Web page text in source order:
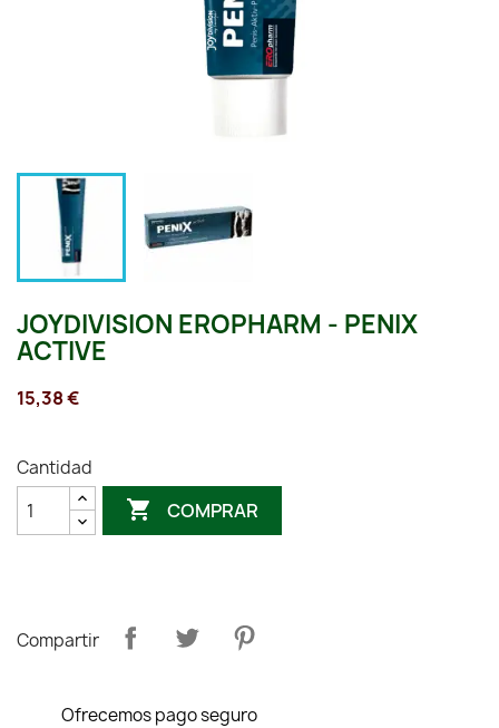
JOYDIVISION EROPHARM - PENIX
ACTIVE
15,38 €
Cantidad
 COMPRAR
Compartir
Ofrecemos pago seguro